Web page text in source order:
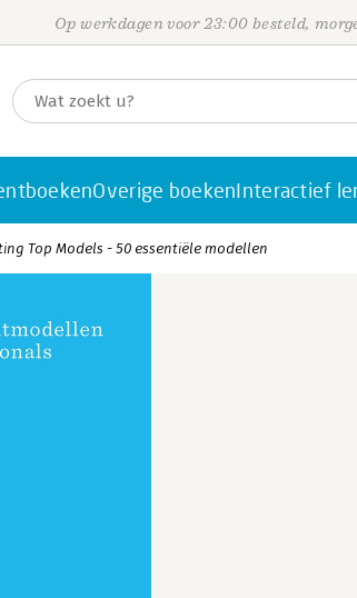
Op werkdagen voor 23:00 besteld,
Overige boekenInteractief
Top Models - 50 essentiële modellen